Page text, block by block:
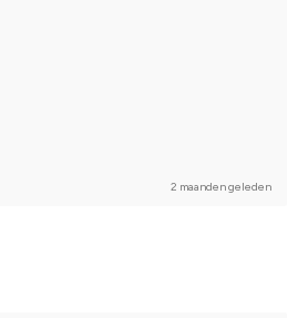
2 maanden geleden